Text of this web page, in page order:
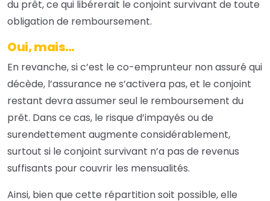
du prêt, ce qui libérerait le conjoint survivant de toute
obligation de remboursement.
Oui, mais…
En revanche, si c’est le co-emprunteur non assuré qui
décède, l’assurance ne s’activera pas, et le conjoint
restant devra assumer seul le remboursement du
prêt. Dans ce cas, le risque d’impayés ou de
surendettement augmente considérablement,
surtout si le conjoint survivant n’a pas de revenus
suffisants pour couvrir les mensualités.
Ainsi, bien que cette répartition soit possible, elle